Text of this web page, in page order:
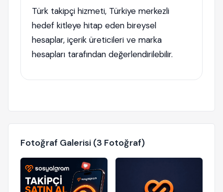
Türk takipçi hizmeti, Türkiye merkezli
hedef kitleye hitap eden bireysel
hesaplar, içerik üreticileri ve marka
hesapları tarafından değerlendirilebilir.
Fotoğraf Galerisi (3 Fotoğraf)